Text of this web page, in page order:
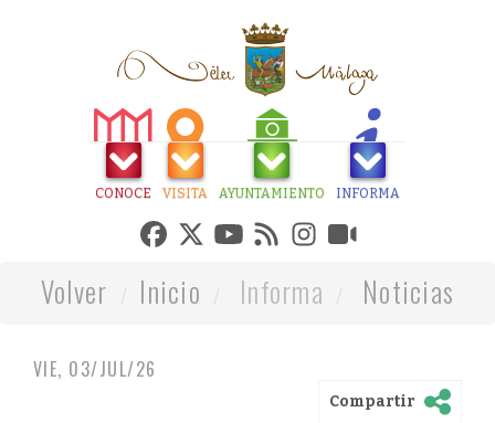
CONOCE VISITA AYUNTAMIENTO INFORMA
Volver Inicio Informa Noticias
VIE, 03/JUL/26
Compartir